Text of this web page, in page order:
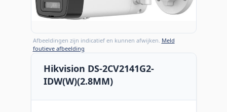
Afbeeldingen zijn indicatief en kunnen afwijken. Meld
foutieve afbeelding
Hikvision DS-2CV2141G2-
IDW(W)(2.8MM)